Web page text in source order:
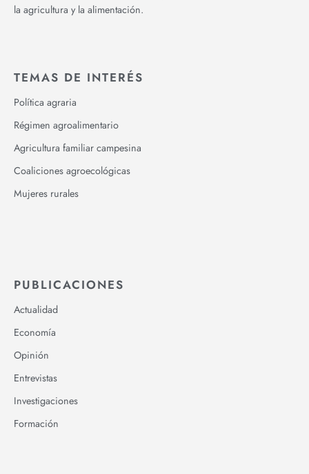
la agricultura y la alimentación.
TEMAS DE INTERÉS
Política agraria
Régimen agroalimentario
Agricultura familiar campesina
Coaliciones agroecológicas
Mujeres rurales
PUBLICACIONES
Actualidad
Economía
Opinión
Entrevistas
Investigaciones
Formación